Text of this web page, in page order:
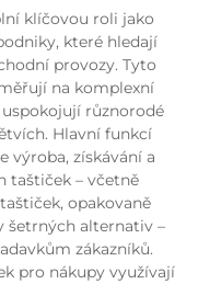
klíčovou roli jako
které hledají
provozy. Tyto
na komplexní
různorodé
Hlavní funkcí
výroba, získávání a
taštiček – včetně
opakovaně
šetrných alternativ –
zákazníků.
pro nákupy využívají